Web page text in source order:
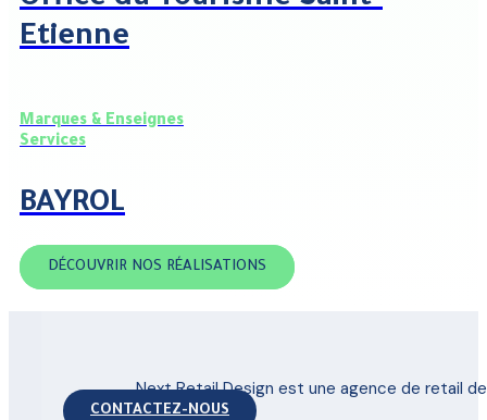
Etienne
Marques & Enseignes
Services
BAYROL
DÉCOUVRIR NOS RÉALISATIONS
Next Retail Design est une agence de retail
CONTACTEZ-NOUS